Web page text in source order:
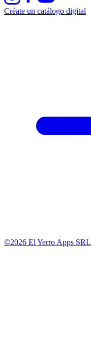
Créate un catálogo digital
©2026 El Yerro Apps SRL